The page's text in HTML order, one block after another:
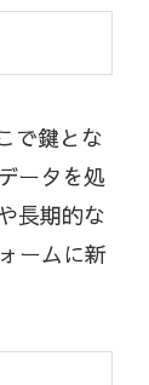
で鍵とな
ータを処
長期的な
ームに新